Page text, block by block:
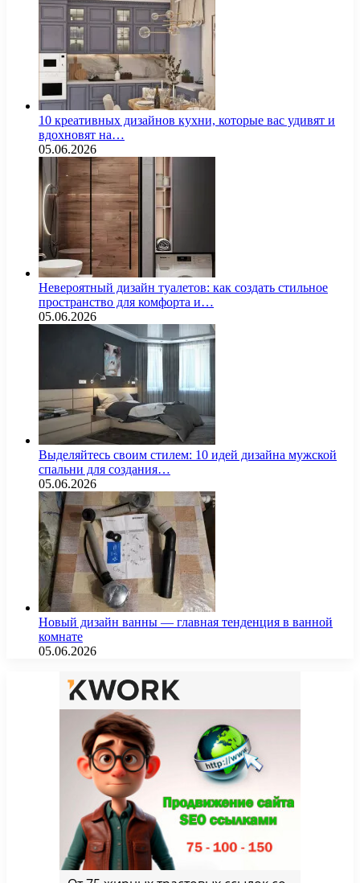
10 креативных дизайнов кухни, которые вас удивят и
вдохновят на…
05.06.2026
Невероятный дизайн туалетов: как создать стильное
пространство для комфорта и…
05.06.2026
Выделяйтесь своим стилем: 10 идей дизайна мужской
спальни для создания…
05.06.2026
Новый дизайн ванны — главная тенденция в ванной
комнате
05.06.2026